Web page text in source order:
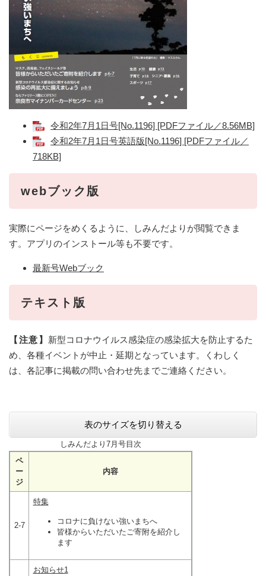
令和2年7月1日号[No.1196] [PDFファイル／8.56MB]
令和2年7月1日号英語版[No.1196] [PDFファイル／
718KB]
webブック版
実際にページをめくるように、しみんだよりが閲覧できま
す。アプリのインストール等も不要です。
最新号Webブック
テキスト版
【注意】 新型コロナウイルス感染症の感染拡大を防止するた
め、各種イベントが中止・延期となっています。くわしく
は、各記事に掲載の問い合わせ先までご連絡ください。
表のサイズを切り替える
しみんだより7月号目次
ペ
ー
ジ
内容
2-7
特集
コロナに負けない強いまちへ
皆様からいただいたご寄附を紹介し
ます
お知らせ1